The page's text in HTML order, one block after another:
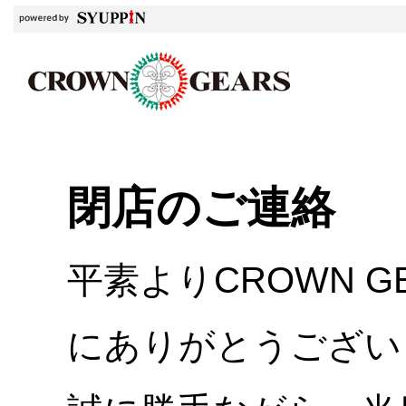
閉店のご連絡
平素よりCROWN
にありがとうござ